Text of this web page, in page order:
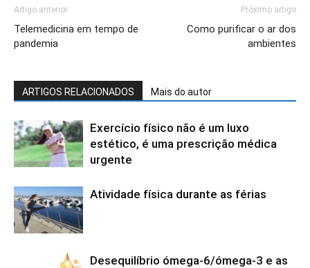
Artigo anterior
Telemedicina em tempo de
pandemia
Próximo artigo
Como purificar o ar dos
ambientes
ARTIGOS RELACIONADOS Mais do autor
Exercício físico não é um luxo
estético, é uma prescrição médica
urgente
Atividade física durante as férias
Desequilíbrio ómega-6/ómega-3 e as